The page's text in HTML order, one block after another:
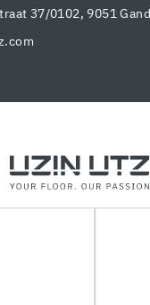
37/0102, 9051 Gand